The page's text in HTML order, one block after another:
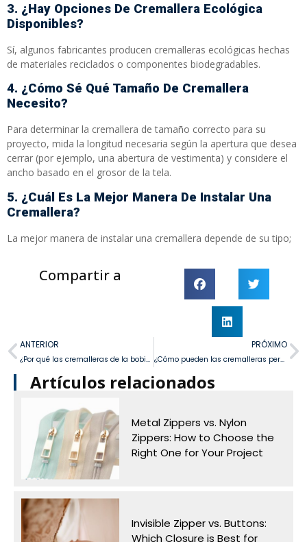
3. ¿Hay Opciones De Cremallera Ecológica
Disponibles?
Sí, algunos fabricantes producen cremalleras ecológicas hechas
de materiales reciclados o componentes biodegradables.
4. ¿Cómo Sé Qué Tamaño De Cremallera
Necesito?
Para determinar la cremallera de tamaño correcto para su
proyecto, mida la longitud necesaria según la apertura que desea
cerrar (por ejemplo, una abertura de vestimenta) y considere el
ancho basado en el grosor de la tela.
5. ¿Cuál Es La Mejor Manera De Instalar Una
Cremallera?
La mejor manera de instalar una cremallera depende de su tipo;
Compartir a
ANTERIOR
¿Por qué las cremalleras de la bobina inversa se están apoderando de la industria de la ropa?
PRÓXIMO
¿Cómo pueden las cremalleras personalizadas para las soluciones a la venta a sus necesidades únicas?
Artículos relacionados
Metal Zippers vs. Nylon
Zippers: How to Choose the
Right One for Your Project
Invisible Zipper vs. Buttons:
Which Closure is Best for